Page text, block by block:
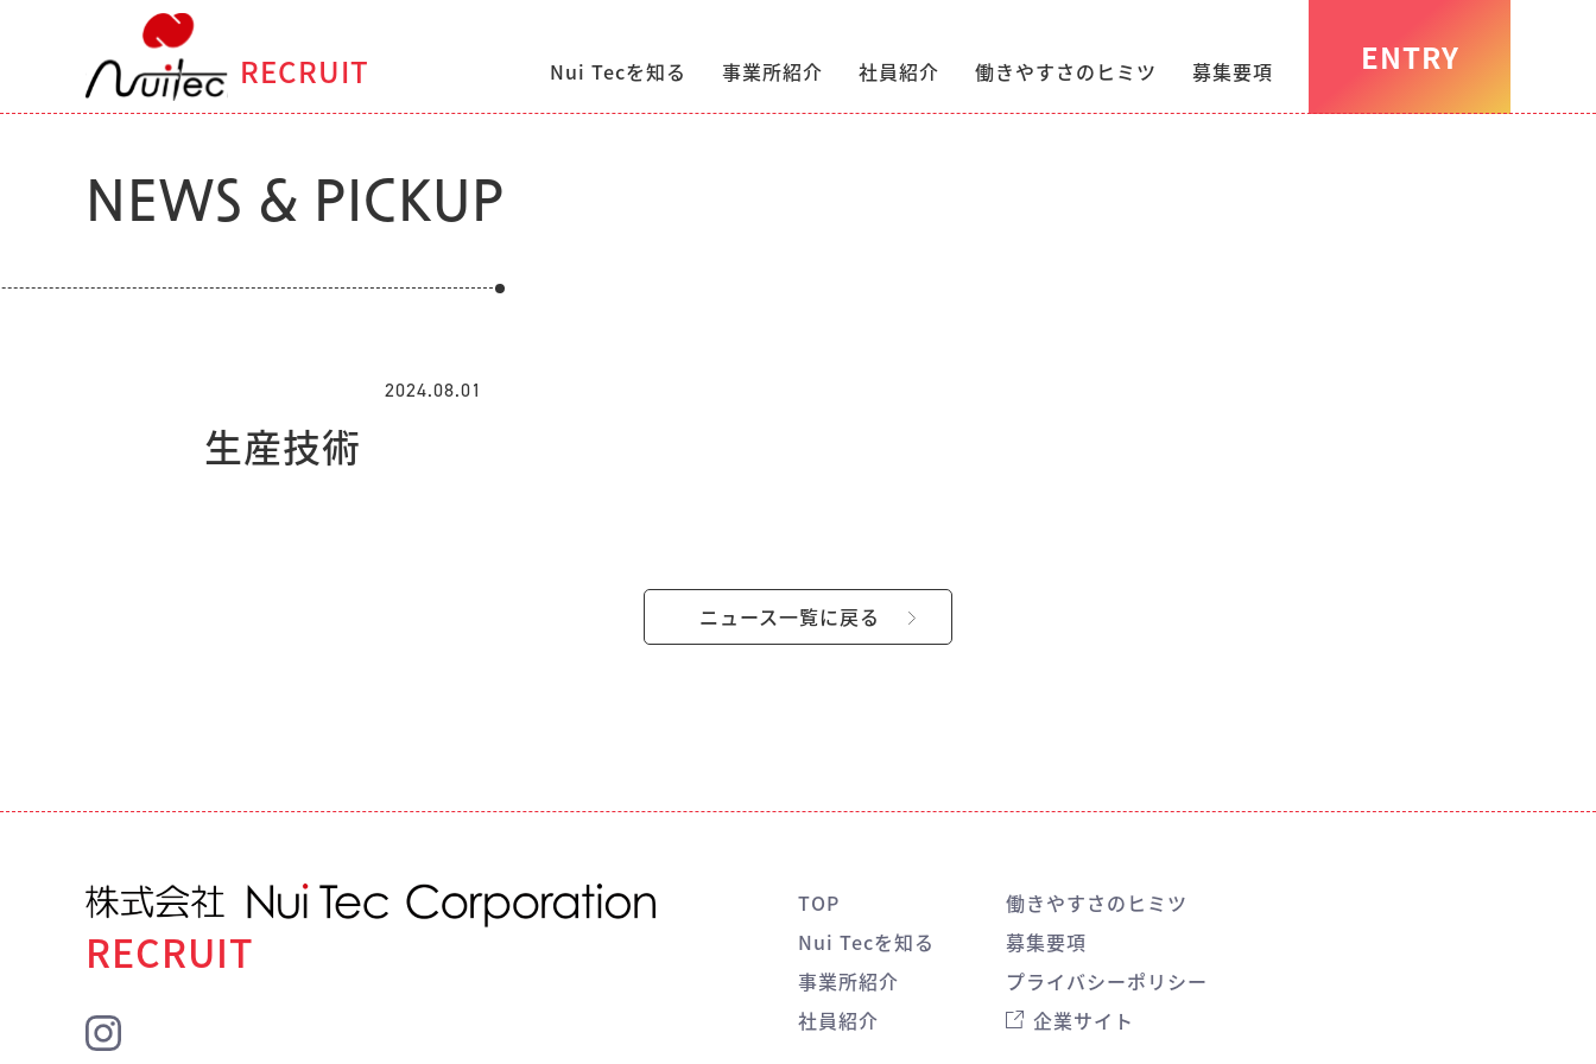
RECRUIT Nui Tecを知る 事業所紹介 社員紹介 働きやすさのヒミツ 募集要項 ENTRY
NEWS & PICKUP
2024.08.01
生産技術
ニュース一覧に戻る
RECRUIT
TOP
Nui Tecを知る
事業所紹介
社員紹介
働きやすさのヒミツ
募集要項
プライバシーポリシー
企業サイト